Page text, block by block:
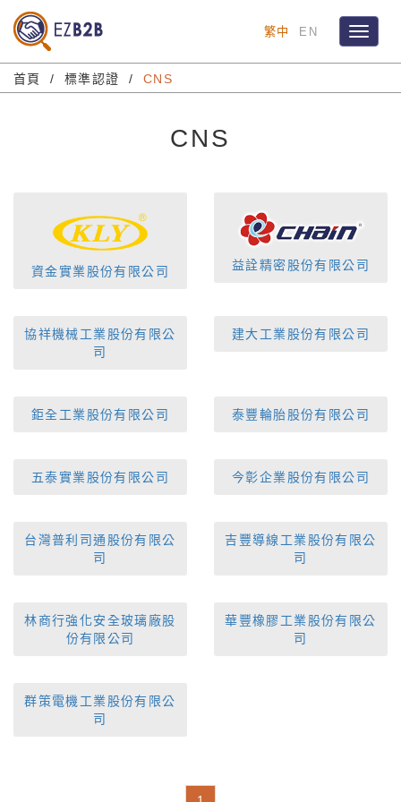
Toggle
繁中 EN
首頁 標準認證 CNS
CNS
資金實業股份有限公司 益詮精密股份有限公司
協祥機械工業股份有限公
司
建大工業股份有限公司
鉅全工業股份有限公司 泰豐輪胎股份有限公司
五泰實業股份有限公司 今彰企業股份有限公司
台灣普利司通股份有限公
司
吉豐導線工業股份有限公
司
林商行強化安全玻璃廠股
份有限公司
華豐橡膠工業股份有限公
司
群策電機工業股份有限公
司